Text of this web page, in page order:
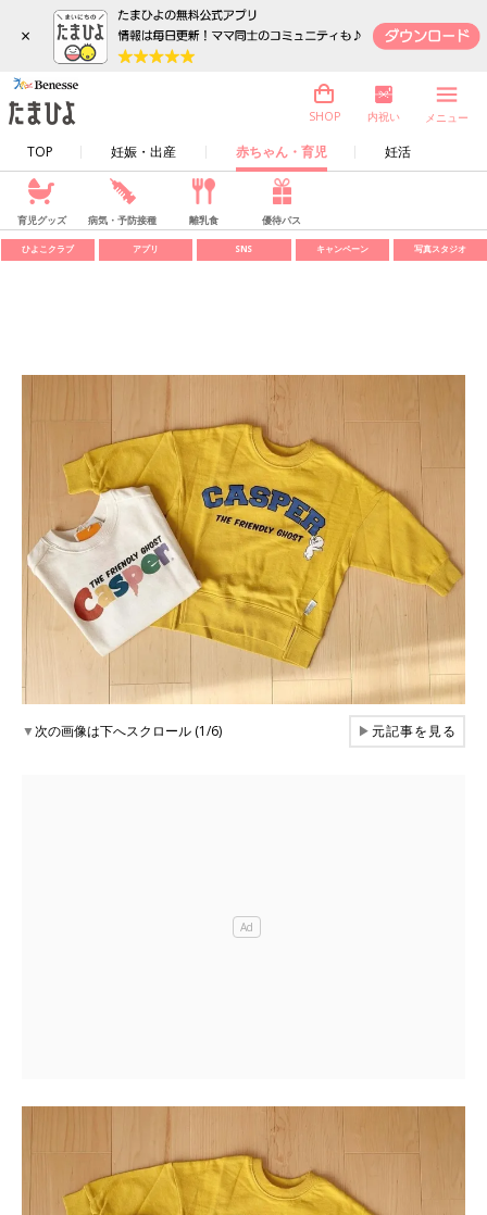
×
TOP 妊娠・出産 赤ちゃん・育児 妊活
SHOP 内祝い メニュー
育児グッズ 病気・予防接種 離乳食 優待パス
ひよこクラブ アプリ SNS キャンペーン 写真スタジオ
▼次の画像は下へスクロール (1/6) ▶元記事を見る